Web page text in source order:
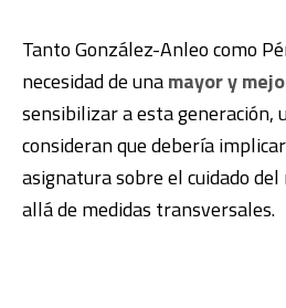
Tanto González-Anleo como
necesidad de unamayor y
sensibilizar a esta generación,
consideran que debería
asignatura sobre el cuidado
allá de medidas transversales.